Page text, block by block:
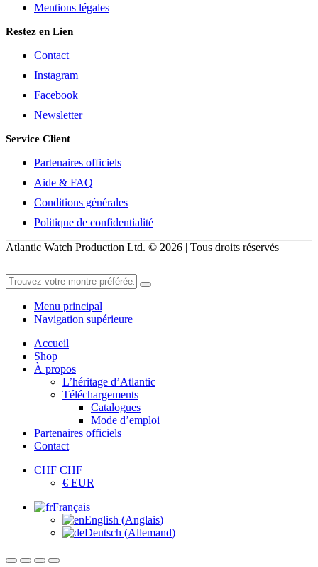
Mentions légales
Restez en Lien
Contact
Instagram
Facebook
Newsletter
Service Client
Partenaires officiels
Aide & FAQ
Conditions générales
Politique de confidentialité
Atlantic Watch Production Ltd. © 2026 | Tous droits réservés
Menu principal
Navigation supérieure
Accueil
Shop
À propos
L’héritage d’Atlantic
Téléchargements
Catalogues
Mode d’emploi
Partenaires officiels
Contact
CHF CHF
€ EUR
Français
English (Anglais)
Deutsch (Allemand)